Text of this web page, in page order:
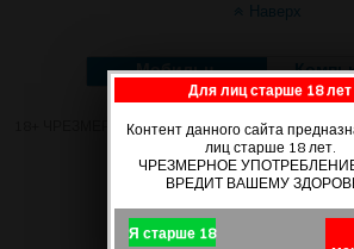
Наверх
Мобильн.
18+ ЧРЕЗМЕРНОЕ УПОТРЕБЛЕНИЕ ПИВА
Для лиц старше 18 лет
Контент данного сайта
лиц старше 18 лет.
ЧРЕЗМЕРНОЕ
ВРЕДИТ ВАШЕМУ
Я старше 18